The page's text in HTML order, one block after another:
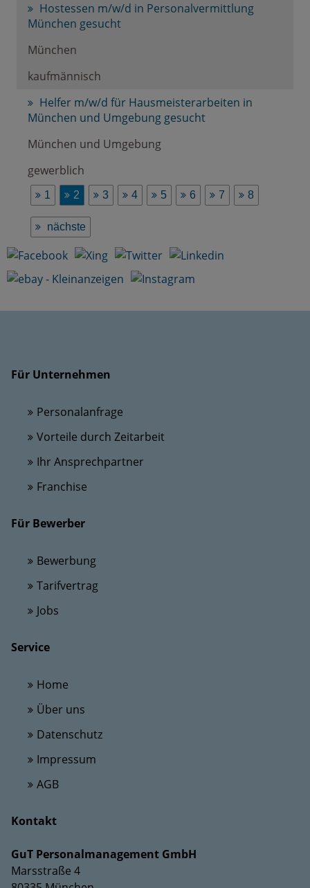
Hostessen m/w/d in Personalvermittlung
München gesucht
München
kaufmännisch
Helfer m/w/d für Hausmeisterarbeiten in
München und Umgebung gesucht
München und Umgebung
gewerblich
1 2 3 4 5 6 7 8
nächste
Für Unternehmen
Personalanfrage
Vorteile durch Zeitarbeit
Ihr Ansprechpartner
Franchise
Für Bewerber
Bewerbung
Tarifvertrag
Jobs
Service
Home
Über uns
Datenschutz
Impressum
AGB
Kontakt
GuT Personalmanagement GmbH
Marsstraße 4